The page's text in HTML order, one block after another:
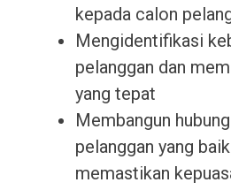
kepada calon
Mengidentifikasi
pelanggan dan
yang tepat
Membangun
pelanggan yang
memastikan